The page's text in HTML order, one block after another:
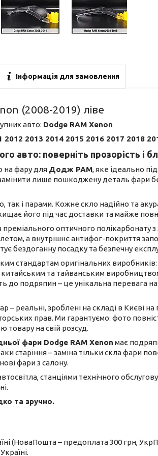
Інформація для замовлення
(2008-2019) ліве
авто: Dodge RAM Xenon
2012 2013 2014 2015 2016 2017 2018
авто: поверніть прозорість і
на фару для Додж РАМ, яке ідеально
лише пошкоджену деталь фари
так і парами. Кожне скло надійно та
його під час доставки та майже
преміального оптичного полікарбонату
а внутрішнє антифог-покриття
бездоганну посадку та безпечну
стандартам оригінальних
китайським та тайванським
до подряпин – це унікальна
– реальні, зроблені на складі в Києві
прав. Ми гарантуємо: фото
на свій розсуд.
фари Dodge RAM Xenon має
старіння – заміна тільки скла фари
фари з салону.
станціями технічного
та зручно.
(НоваПошта – предоплата 300 грн,